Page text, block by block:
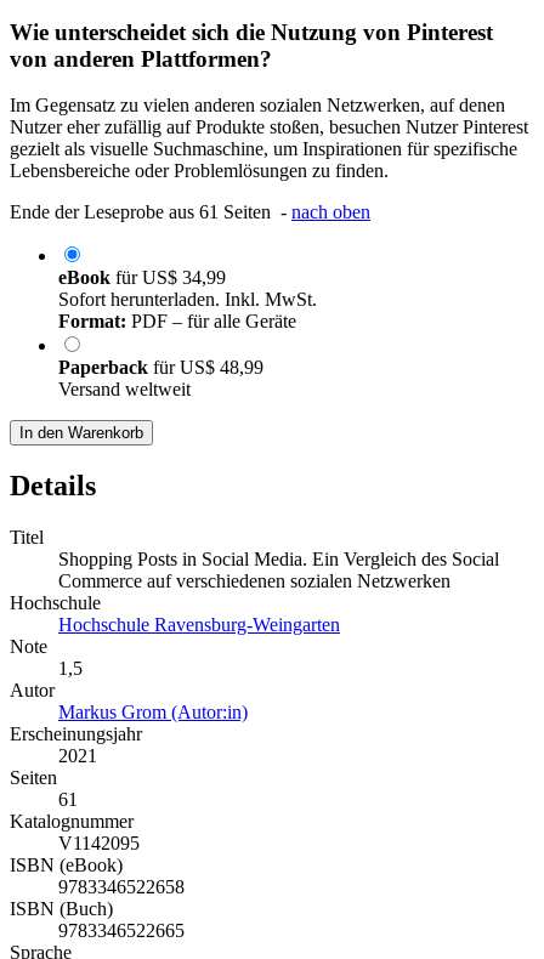
Wie unterscheidet sich die Nutzung von Pinterest
von anderen Plattformen?
Im Gegensatz zu vielen anderen sozialen Netzwerken, auf denen
Nutzer eher zufällig auf Produkte stoßen, besuchen Nutzer Pinterest
gezielt als visuelle Suchmaschine, um Inspirationen für spezifische
Lebensbereiche oder Problemlösungen zu finden.
Ende der Leseprobe aus 61 Seiten - nach oben
eBook fürUS$ 34,99
Sofort herunterladen. Inkl. MwSt.
Format: PDF – für alle Geräte
Paperback fürUS$ 48,99
Versand weltweit
In den Warenkorb
Details
Titel
Shopping Posts in Social Media. Ein Vergleich des Social
Commerce auf verschiedenen sozialen Netzwerken
Hochschule
Hochschule Ravensburg-Weingarten
Note
1,5
Autor
Markus Grom (Autor:in)
Erscheinungsjahr
2021
Seiten
61
Katalognummer
V1142095
ISBN (eBook)
9783346522658
ISBN (Buch)
9783346522665
Sprache